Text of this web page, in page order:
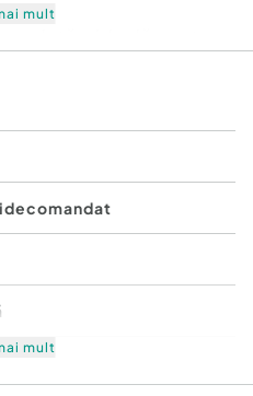
cât și pentru investiție
confortul,
excelentă!
și programarea
121 400
(peste drum de
Nou), Roman
mult
mult